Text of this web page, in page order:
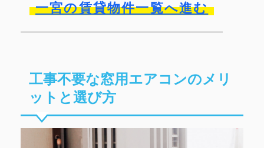
一宮の賃貸物件一覧へ進む
工事不要な窓用エアコンのメリ
ットと選び方